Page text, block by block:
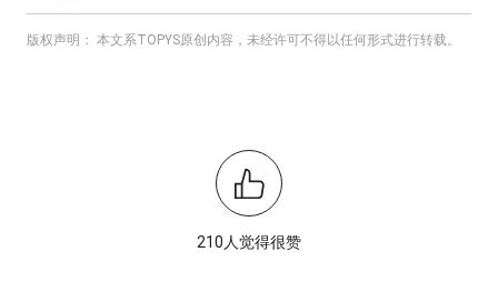
版权声明： 本文系TOPYS原创内容，未经许可不得以任何形式进行转载。
210人觉得很赞